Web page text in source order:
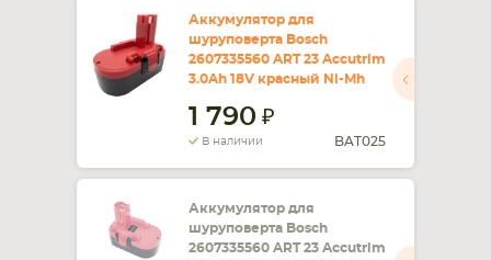
Аккумулятор для
шуруповерта Bosch
2607335560 ART 23 Accutrim
3.0Ah 18V красный Ni-Mh
1 790
В наличии BAT025
Аккумулятор для
шуруповерта Bosch
2607335560 ART 23 Accutrim